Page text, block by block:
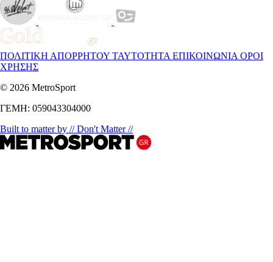
ΠΟΛΙΤΙΚΗ ΑΠΟΡΡΗΤΟΥ ΤΑΥΤΟΤΗΤΑ ΕΠΙΚΟΙΝΩΝΙΑ ΟΡΟΙ
ΧΡΗΣΗΣ
© 2026 MetroSport
ΓΕΜΗ: 059043304000
Built to matter by // Don't Matter //